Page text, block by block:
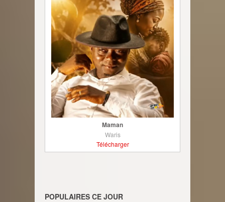
Maman
Waris
Télécharger
POPULAIRES CE JOUR